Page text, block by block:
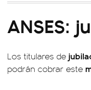
ANSES:
Los titulares de
podrán cobrar este